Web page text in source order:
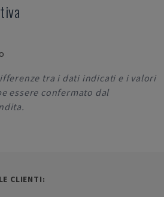
tra i dati indicati e i valori
essere confermato dal
CLIENTI: